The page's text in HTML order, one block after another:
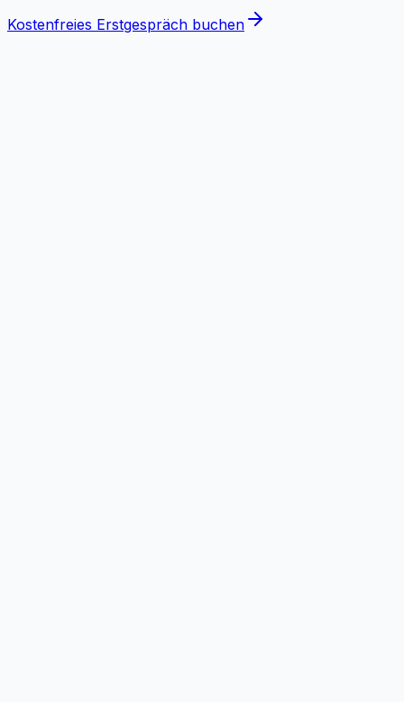
Kostenfreies Erstgespräch buchen